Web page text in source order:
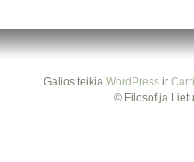
Galios teikia WordPressir
© Filosofija